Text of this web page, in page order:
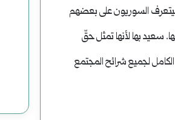
ليتعرف السوريون على بعضهم
سعيد بها لأنها تمثل حقّ
لجميع شرائح المجتمع